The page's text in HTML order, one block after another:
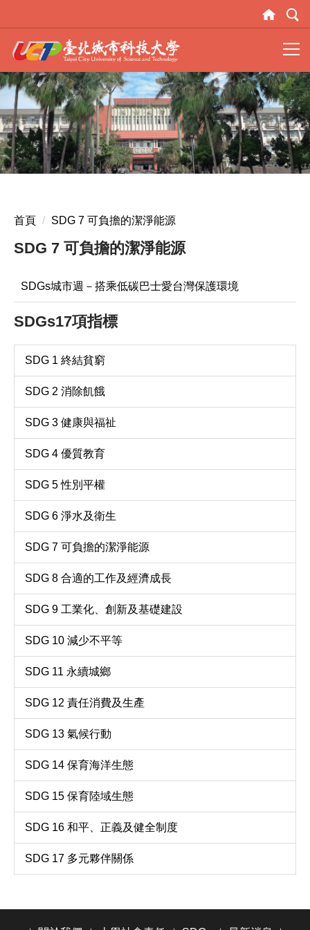
到
主
要
內
容
區
首頁 SDG 7 可負擔的潔淨能源
SDG 7 可負擔的潔淨能源
SDGs城市週－搭乘低碳巴士愛台灣保護環境
SDGs17項指標
SDG 1 終結貧窮
SDG 2 消除飢餓
SDG 3 健康與福祉
SDG 4 優質教育
SDG 5 性別平權
SDG 6 淨水及衛生
SDG 7 可負擔的潔淨能源
SDG 8 合適的工作及經濟成長
SDG 9 工業化、創新及基礎建設
SDG 10 減少不平等
SDG 11 永續城鄉
SDG 12 責任消費及生產
SDG 13 氣候行動
SDG 14 保育海洋生態
SDG 15 保育陸域生態
SDG 16 和平、正義及健全制度
SDG 17 多元夥伴關係